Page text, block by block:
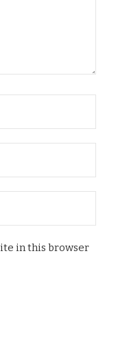
in this browser